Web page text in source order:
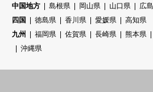
中国地方
島根県 岡山県 山口県 広
四国
徳島県 香川県 愛媛県
高知県
九州
福岡県 佐賀県 長崎県 熊本県
沖縄県